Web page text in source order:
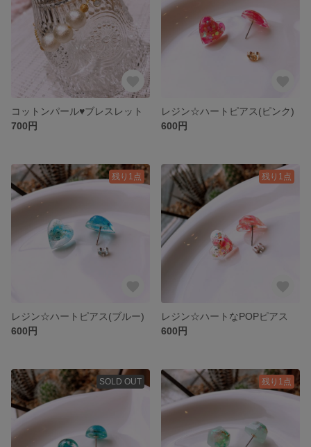
コットンパール♥ブレスレット
700円
レジン☆ハートピアス(ピンク)
600円
残り1点
レジン☆ハートピアス(ブルー)
600円
残り1点
レジン☆ハートなPOPピアス
600円
SOLD OUT 残り1点